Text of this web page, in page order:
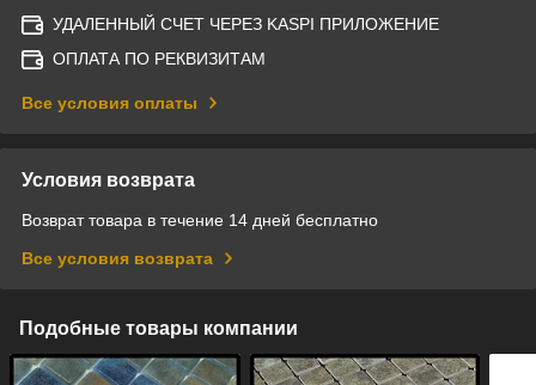
УДАЛЕННЫЙ СЧЕТ ЧЕРЕЗ KASPI ПРИЛОЖЕНИЕ
ОПЛАТА ПО РЕКВИЗИТАМ
Все условия оплаты
Условия возврата
Возврат товара в течение 14 дней бесплатно
Все условия возврата
Подобные товары компании